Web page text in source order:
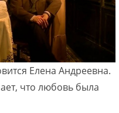
Елена Андреевна.
что любовь была